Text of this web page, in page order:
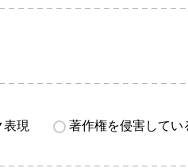
表現 著作権を侵害してい